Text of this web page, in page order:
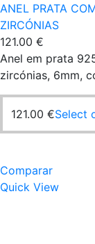
ANEL PRATA
ZIRCÓNIAS
121.00 €
Anel em prata
zircónias, 6mm,
121.00 €Select
Comparar
Quick View